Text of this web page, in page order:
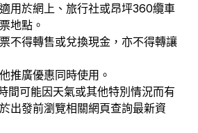
用於網上、旅行社或昂坪360纜車
地點。
不得轉售或兌換現金，亦不得轉讓
推廣優惠同時使用。
間可能因天氣或其他特別情況而有
出發前瀏覽相關網頁查詢最新資